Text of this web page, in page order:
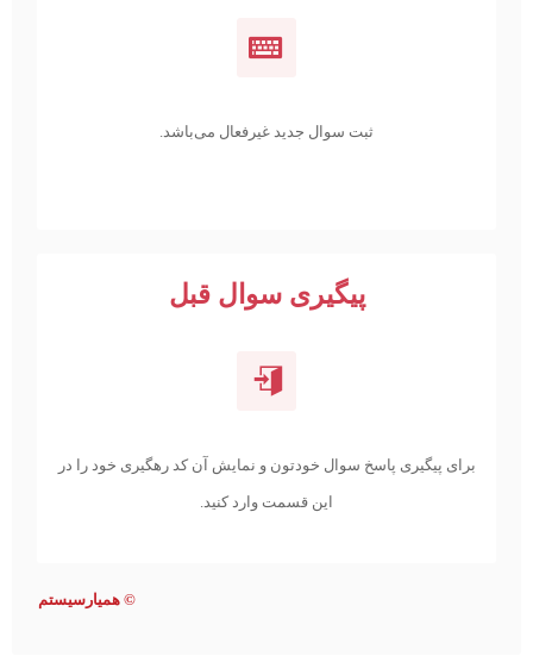
ثبت سوال جدید غیرفعال می‌باشد.
پیگیری سوال قبل
برای پیگیری پاسخ سوال خودتون و نمایش آن کد رهگیری خود را در
این قسمت وارد کنید.
© همیارسیستم